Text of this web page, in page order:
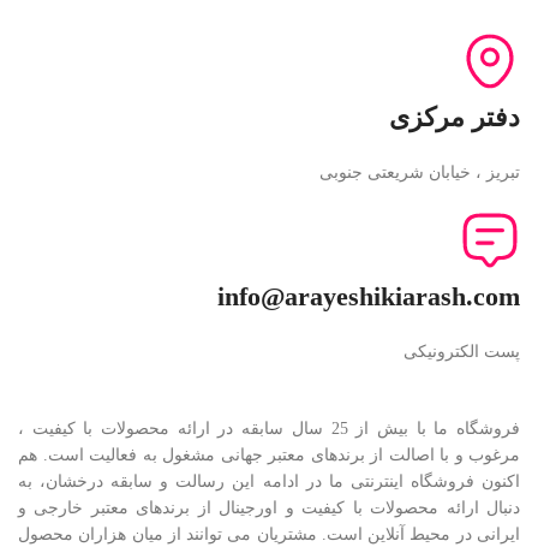
دفتر مرکزی
تبریز ، خیابان شریعتی جنوبی
info@arayeshikiarash.com
پست الکترونیکی
فروشگاه ما با بیش از 25 سال سابقه در ارائه محصولات با کيفيت ،
مرغوب و با اصالت از برندهای معتبر جهانی مشغول به فعاليت است. هم
اکنون فروشگاه اینترنتی ما در ادامه اين رسالت و سابقه درخشان، به
دنبال ارائه محصولات با کيفيت و اورجينال از برندهای معتبر خارجی و
ايرانی در محيط آنلاين است. مشتريان می توانند از ميان هزاران محصول